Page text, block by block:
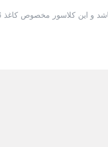
مخصوص کاغذ 26 سوراخ می باشد